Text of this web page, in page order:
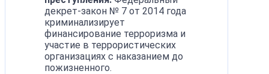
декрет-закон № 7 от 2014 года
криминализирует
финансирование терроризма и
участие в террористических
организациях с наказанием до
пожизненного.